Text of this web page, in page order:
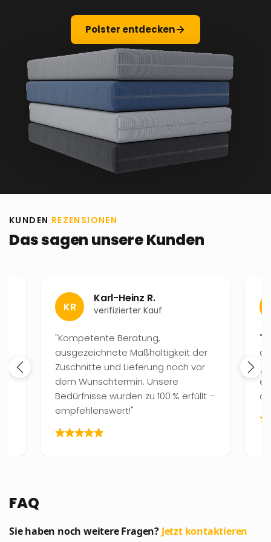
Polster entdecken
KUNDEN REZENSIONEN
Das sagen unsere Kunden
KR
Karl-Heinz R.
verifizierter Kauf
"Kompetente Beratung,
ausgezeichnete Maßhaltigkeit der
Zuschnitte und Lieferung noch vor
dem Wunschtermin. Unsere
Bedürfnisse wurden zu 100 % erfüllt –
empfehlenswert!"
FAQ
Sie haben noch weitere Fragen? Jetzt kontaktieren